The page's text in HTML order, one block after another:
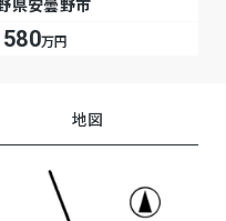
県安曇野市
580万円
地図